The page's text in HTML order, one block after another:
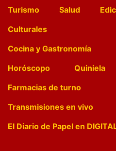
Turismo
Salud
Culturales
Cocina y Gastronomía
Horóscopo
Quiniela
Farmacias de turno
Transmisiones en vivo
El Diario de Papel en